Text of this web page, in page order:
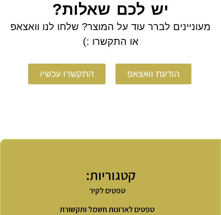
יש לכם שאלות?
מעוניינים לברר עוד על המוצר? שלחו לנו וואצאפ
או התקשרו :)
הודעת וואצאפ התקשרו עכשיו
קטגוריות:
טפטים לקיר
טפטים לארונות חשמל ותקשורת